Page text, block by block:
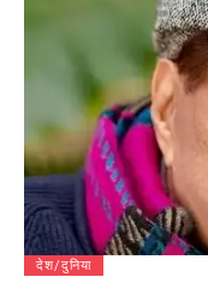
देश/दुनिया